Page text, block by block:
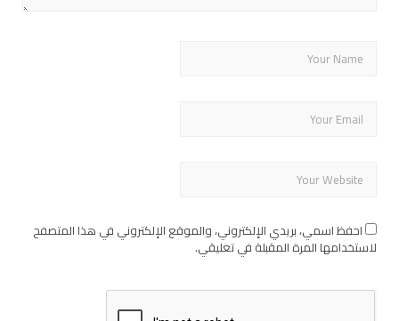
احفظ اسمي، بريدي الإلكتروني، والموقع الإلكتروني في هذا المتصفح
لاستخدامها المرة المقبلة في تعليقي.